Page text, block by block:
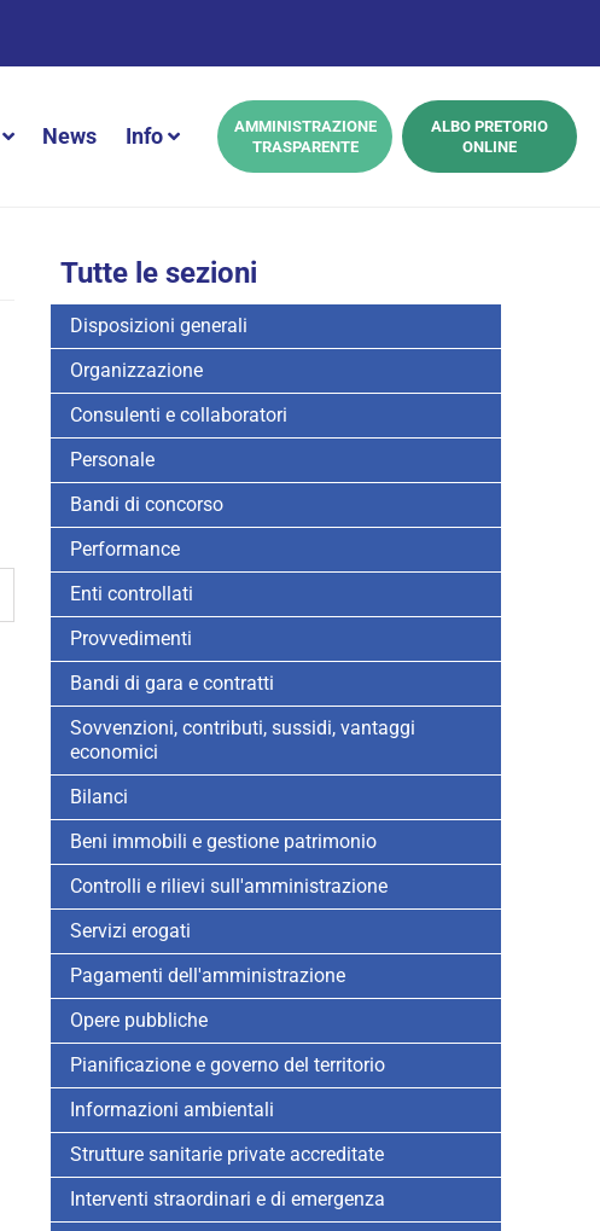
AMMINISTRAZIONE
TRASPARENTE
ALBO PRETORIO
ONLINE
News Info
Tutte le sezioni
Disposizioni generali
Organizzazione
Consulenti e collaboratori
Personale
Bandi di concorso
Performance
Enti controllati
Provvedimenti
Bandi di gara e contratti
Sovvenzioni, contributi, sussidi, vantaggi
economici
Bilanci
Beni immobili e gestione patrimonio
Controlli e rilievi sull'amministrazione
Servizi erogati
Pagamenti dell'amministrazione
Opere pubbliche
Pianificazione e governo del territorio
Informazioni ambientali
Strutture sanitarie private accreditate
Interventi straordinari e di emergenza